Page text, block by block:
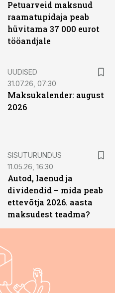
Petuarveid maksnud
raamatupidaja peab
hüvitama 37 000 eurot
tööandjale
UUDISED
31.07.26, 07:30
Maksukalender: august
2026
SISUTURUNDUS
11.05.26, 16:30
Autod, laenud ja
dividendid – mida peab
ettevõtja 2026. aasta
maksudest teadma?